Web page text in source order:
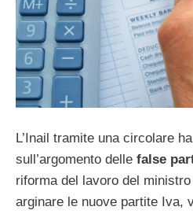
L’Inail tramite una circolare
sull’argomento delle false
riforma del lavoro del
arginare le nuove partite Iva,